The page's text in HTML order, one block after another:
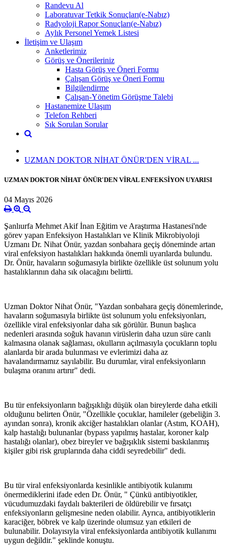
Randevu Al
Laboratuvar Tetkik Sonuçları(e-Nabız)
Radyoloji Rapor Sonuçları(e-Nabız)
Aylık Personel Yemek Listesi
İletişim ve Ulaşım
Anketlerimiz
Görüş ve Önerileriniz
Hasta Görüş ve Öneri Formu
Çalışan Görüş ve Öneri Formu
Bilgilendirme
Çalışan-Yönetim Görüşme Talebi
Hastanemize Ulaşım
Telefon Rehberi
Sık Sorulan Sorular
UZMAN DOKTOR NİHAT ÖNÜR'DEN VİRAL ...
UZMAN DOKTOR NİHAT ÖNÜR'DEN VİRAL ENFEKSİYON UYARISI
04 Mayıs 2026
Şanlıurfa Mehmet Akif İnan Eğitim ve Araştırma Hastanesi'nde
görev yapan Enfeksiyon Hastalıkları ve Klinik Mikrobiyoloji
Uzmanı Dr. Nihat Önür, yazdan sonbahara geçiş döneminde artan
viral enfeksiyon hastalıkları hakkında önemli uyarılarda bulundu.
Dr. Önür, havaların soğumasıyla birlikte özellikle üst solunum yolu
hastalıklarının daha sık olacağını belirtti.
Uzman Doktor Nihat Önür, "Yazdan sonbahara geçiş dönemlerinde,
havaların soğumasıyla birlikte üst solunum yolu enfeksiyonları,
özellikle viral enfeksiyonlar daha sık görülür. Bunun başlıca
nedenleri arasında soğuk havanın virüslerin daha uzun süre canlı
kalmasına olanak sağlaması, okulların açılmasıyla çocukların toplu
alanlarda bir arada bulunması ve evlerimizi daha az
havalandırmamız sayılabilir. Bu durumlar, viral enfeksiyonların
bulaşma oranını artırır" dedi.
Bu tür enfeksiyonların bağışıklığı düşük olan bireylerde daha etkili
olduğunu belirten Önür, "Özellikle çocuklar, hamileler (gebeliğin 3.
ayından sonra), kronik akciğer hastalıkları olanlar (Astım, KOAH),
kalp hastalığı bulunanlar (bypass yapılmış hastalar, koroner kalp
hastalığı olanlar), obez bireyler ve bağışıklık sistemi baskılanmış
kişiler gibi risk gruplarında daha ciddi seyredebilir" dedi.
Bu tür viral enfeksiyonlarda kesinlikle antibiyotik kulanımı
önermediklerini ifade eden Dr. Önür, " Çünkü antibiyotikler,
vücudumuzdaki faydalı bakterileri de öldürebilir ve fırsatçı
enfeksiyonların gelişmesine neden olabilir. Ayrıca, antibiyotiklerin
karaciğer, böbrek ve kalp üzerinde olumsuz yan etkileri de
bulunabilir. Dolayısıyla viral enfeksiyonlarda antibiyotik kullanımı
uygun değildir." şeklinde konuştu.